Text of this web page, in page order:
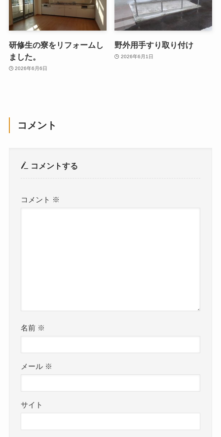
研修生の寮をリフォームし
ました。
2026年6月6日
野外用手すり取り付け
2026年6月1日
コメント
コメントする
コメント ※
名前 ※
メール ※
サイト